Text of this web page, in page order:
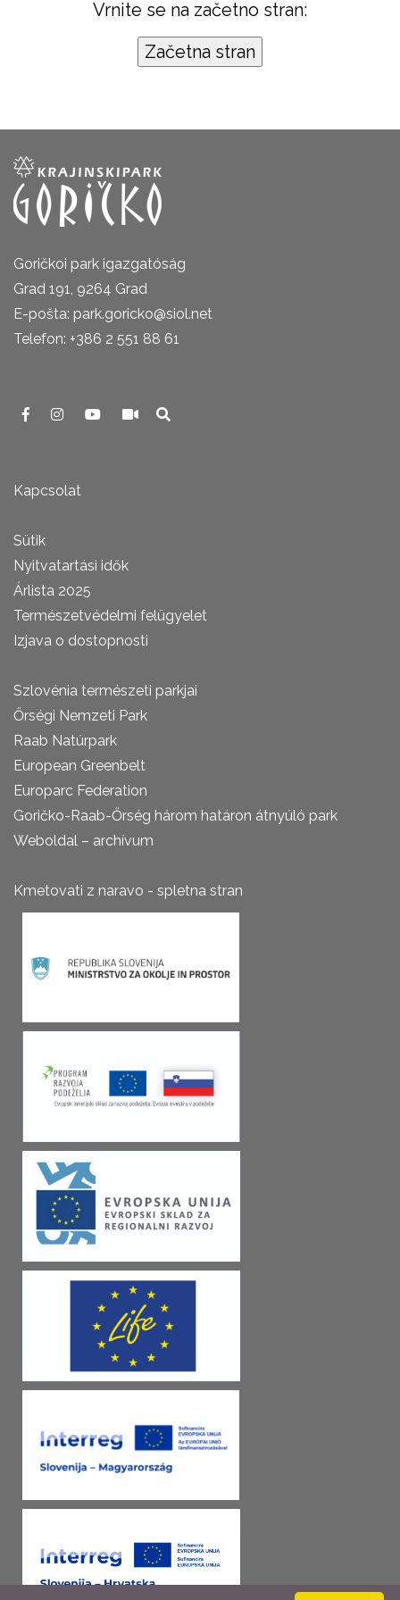
Vrnite se na začetno stran:
Goričkoi park igazgatóság
Grad 191, 9264 Grad
E-pošta: park.goricko@siol.net
Telefon: +386 2 551 88 61
Kapcsolat
Sütik
Nyitvatartási idők
Árlista 2025
Természetvédelmi felügyelet
Izjava o dostopnosti
Szlovénia természeti parkjai
Őrségi Nemzeti Park
Raab Natúrpark
European Greenbelt
Europarc Federation
Goričko-Raab-Őrség három határon átnyúló park
Weboldal – archívum
Kmetovati z naravo - spletna stran